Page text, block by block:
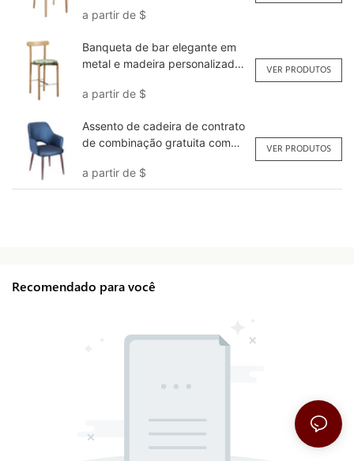
a partir de $
Banqueta de bar elegante em
metal e madeira personalizada
a partir de $
VER PRODUTOS
Assento de cadeira de contrato
de combinação gratuita com
a partir de $
VER PRODUTOS
Recomendado para você